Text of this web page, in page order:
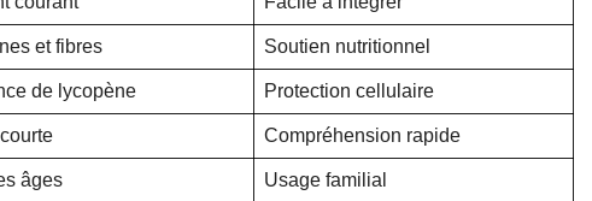
et fibres Soutien nutritionnel
de lycopène Protection cellulaire
Compréhension rapide
âges Usage familial